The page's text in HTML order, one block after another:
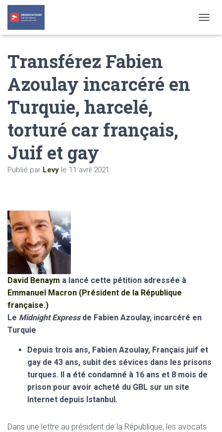
O
Transférez Fabien
Azoulay incarcéré en
Turquie, harcelé,
torturé car français,
Juif et gay
Publié par Levy le 11 avril 2021
David Benaym a lancé cette pétition adressée à
Emmanuel Macron (Président de la République
française.)
Le Midnight Expressde Fabien Azoulay, incarcéré en
Turquie
Depuis trois ans, Fabien Azoulay, Français juif et
gay de 43 ans, subit des sévices dans les prisons
turques. Il a été condamné à 16 ans et 8 mois de
prison pour avoir acheté du GBL sur un site
Internet depuis Istanbul.
Dans une lettre au président de la République, les avocats